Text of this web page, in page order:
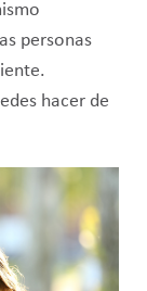
personas
hacer de